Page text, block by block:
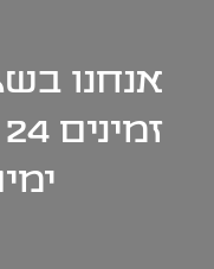
אנחנו
זמינים 24 שעות